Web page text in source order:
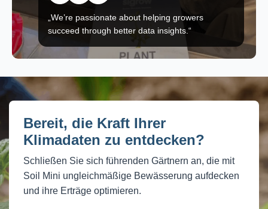
„We’re passionate about helping growers
succeed through better data insights.“
Bereit, die Kraft Ihrer
Klimadaten zu entdecken?
Schließen Sie sich führenden Gärtnern an, die mit
Soil Mini ungleichmäßige Bewässerung aufdecken
und ihre Erträge optimieren.